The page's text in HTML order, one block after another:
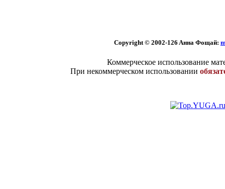
Copyright © 2002-126 Aннa Фoщaй:
Коммерческое использование
При некоммерческом использовании